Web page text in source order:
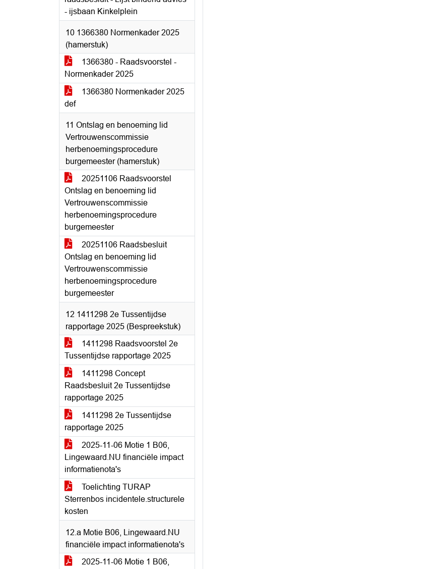
- ijsbaan Kinkelplein
10 1366380 Normenkader 2025
(hamerstuk)
1366380 - Raadsvoorstel -
Normenkader 2025
1366380 Normenkader 2025
def
11 Ontslag en benoeming lid
Vertrouwenscommissie
herbenoemingsprocedure
burgemeester (hamerstuk)
20251106 Raadsvoorstel
Ontslag en benoeming lid
Vertrouwenscommissie
herbenoemingsprocedure
burgemeester
20251106 Raadsbesluit
Ontslag en benoeming lid
Vertrouwenscommissie
herbenoemingsprocedure
burgemeester
12 1411298 2e Tussentijdse
rapportage 2025 (Bespreekstuk)
1411298 Raadsvoorstel 2e
Tussentijdse rapportage 2025
1411298 Concept
Raadsbesluit 2e Tussentijdse
rapportage 2025
1411298 2e Tussentijdse
rapportage 2025
2025-11-06 Motie 1 B06,
Lingewaard.NU financiële impact
informatienota's
Toelichting TURAP
Sterrenbos incidentele.structurele
kosten
12.a Motie B06, Lingewaard.NU
financiële impact informatienota's
2025-11-06 Motie 1 B06,